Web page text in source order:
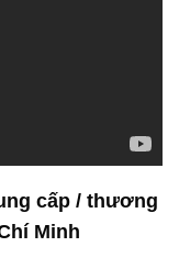
cấp / thương
Minh